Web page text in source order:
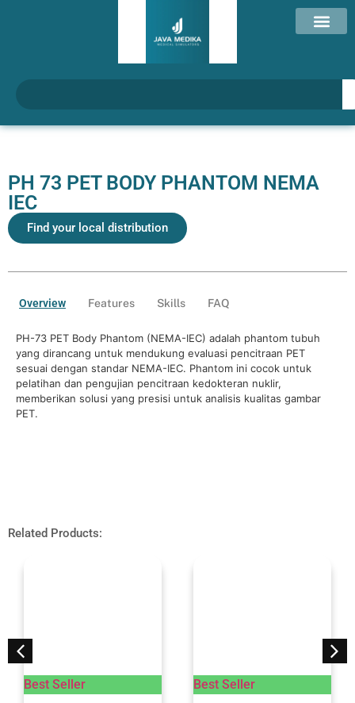
PH 73 PET BODY PHANTOM NEMA
IEC
Find your local distribution
Overview Features Skills FAQ
PH-73 PET Body Phantom (NEMA-IEC) adalah phantom tubuh
yang dirancang untuk mendukung evaluasi pencitraan PET
sesuai dengan standar NEMA-IEC. Phantom ini cocok untuk
pelatihan dan pengujian pencitraan kedokteran nuklir,
memberikan solusi yang presisi untuk analisis kualitas gambar
PET.
Related Products:
Best Seller Best Seller